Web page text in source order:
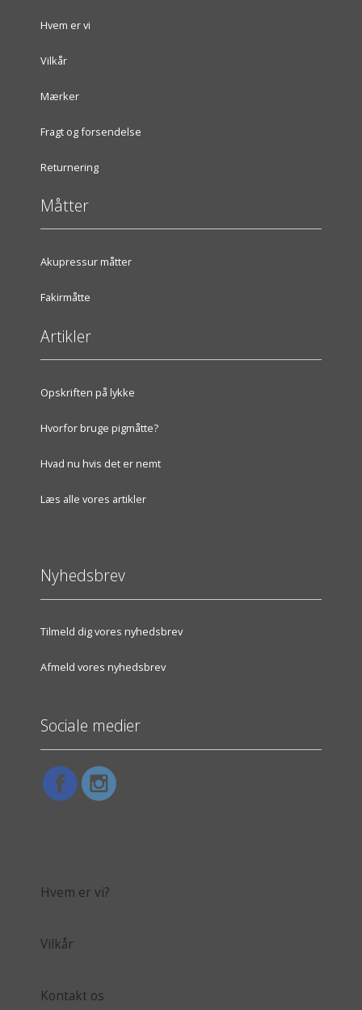
Hvem er vi
Vilkår
Mærker
Fragt og forsendelse
Returnering
Måtter
Akupressur måtter
Fakirmåtte
Artikler
Opskriften på lykke
Hvorfor bruge pigmåtte?
Hvad nu hvis det er nemt
Læs alle vores artikler
Nyhedsbrev
Tilmeld dig vores nyhedsbrev
Afmeld vores nyhedsbrev
Sociale medier
Hvem er vi?
Vilkår
Kontakt os